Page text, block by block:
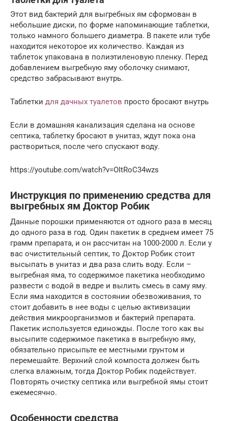
Этот вид бактерий для выгребных ям сформован в
небольшие диски, по форме напоминающие таблетки,
только намного большего диаметра. В пакете или тубе
находится некоторое их количество. Каждая из
таблеток упакована в полиэтиленовую пленку. Перед
добавлением выгребную яму оболочку снимают,
средство забрасывают внутрь.
Таблетки для дачных туалетов просто бросают внутрь
Если в домашняя канализация сделана на основе
септика, таблетку бросают в унитаз, ждут пока она
раствориться, после чего спускают воду.
https://youtube.com/watch?v=OItRoC34wzs
Инструкция по применению средства для
выгребных ям Доктор Робик
Данные порошки применяются от одного раза в месяц
до одного раза в год. Один пакетик в среднем имеет 75
грамм препарата, и он рассчитан на 1000-2000 л. Если у
вас очистительный септик, то Доктор Робик стоит
высыпать в унитаз и два раза слить воду. Если –
выгребная яма, то содержимое пакетика необходимо
развести с водой в ведре и вылить смесь в саму яму.
Если яма находится в состоянии обезвоживания, то
стоит добавить в нее воды с целью активизации
действия микроорганизмов и бактерий препарата.
Пакетик используется единожды. После того как вы
высыпите содержимое пакетика в выгребную яму,
обязательно присыпьте ее местными грунтом и
перемешайте. Верхний слой компоста должен быть
слегка влажным, тогда Доктор Робик подействует.
Повторять очистку септика или выгребной ямы стоит
ежемесячно.
Особенности средства